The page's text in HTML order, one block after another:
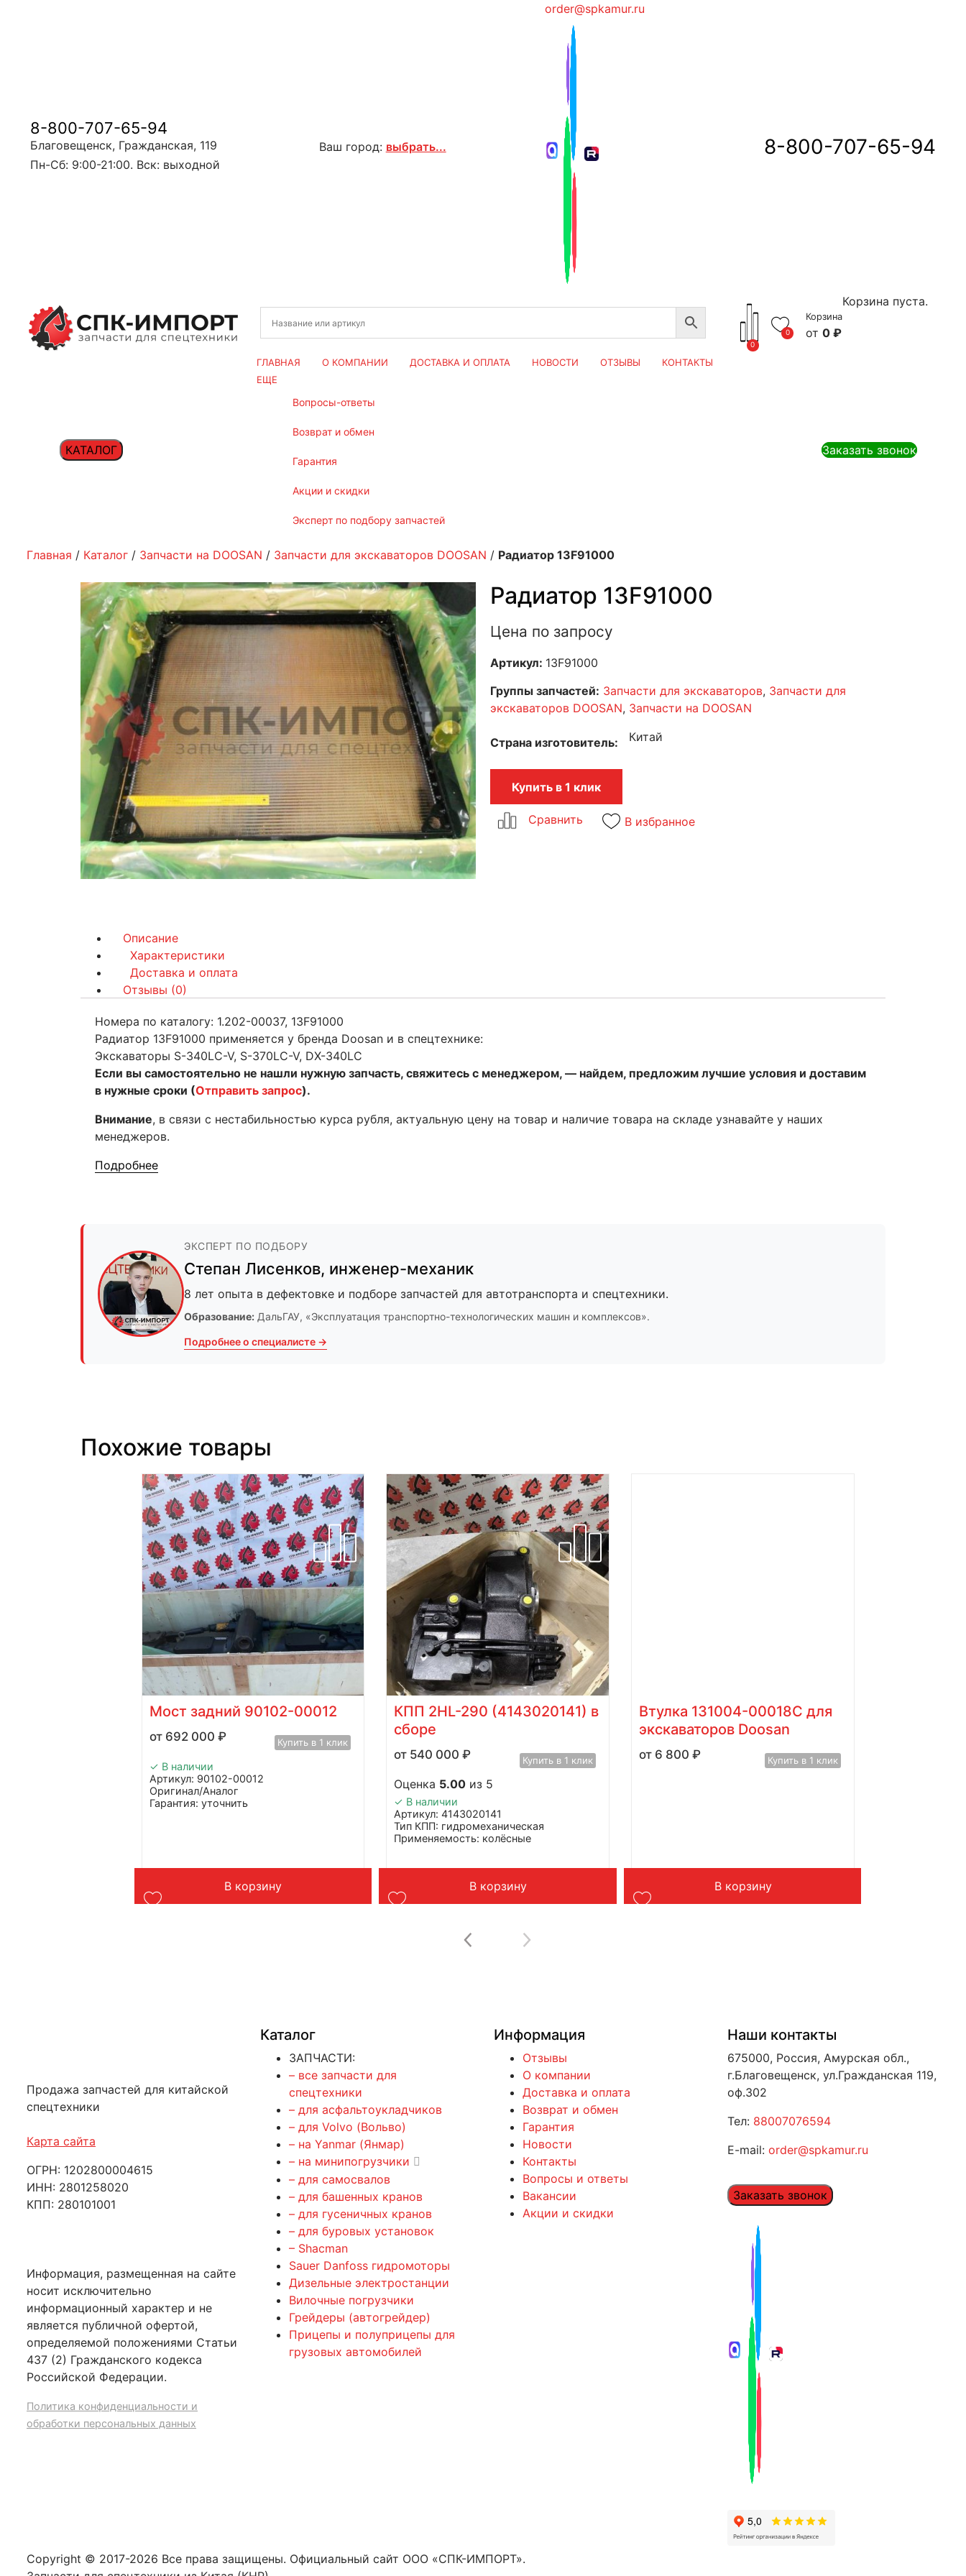
8-800-707-65-94
Благовещенск, Гражданская, 119
Пн-Сб: 9:00-21:00. Вск: выходной
Ваш город: выбрать...
order@spkamur.ru
8-800-707-65-94
0
0
Корзина
0 ₽
Корзина пуста.
КАТАЛОГ
ГЛАВНАЯ О КОМПАНИИ ДОСТАВКА И ОПЛАТА НОВОСТИ ОТЗЫВЫ
КОНТАКТЫ
ЕЩЕ
вопросы-ответы
возврат и обмен
гарантия
акции и скидки
эксперт по подбору запчастей
Заказать звонок
Главная / Каталог / Запчасти на DOOSAN / Запчасти для экскаваторов DOOSAN / Радиатор 13F91000
Радиатор 13F91000
Цена по запросу
Артикул: 13F91000
Группы запчастей: Запчасти для экскаваторов, Запчасти для
экскаваторов DOOSAN, Запчасти на DOOSAN
Страна изготовитель Китай
Купить в 1 клик
В избранное
Описание
Характеристики
Доставка и оплата
Отзывы (0)
Номера по каталогу: 1.202-00037, 13F91000
Радиатор 13F91000 применяется у бренда Doosan и в спецтехнике:
Экскаваторы S-340LC-V, S-370LC-V, DX-340LC
Если вы самостоятельно не нашли нужную запчасть, свяжитесь с менеджером, — найдем, предложим лучшие условия и доставим
в нужные сроки (Отправить запрос).
Внимание, в связи с нестабильностью курса рубля, актуальную цену на товар и наличие товара на складе узнавайте у наших
менеджеров.
Подробнее
ЭКСПЕРТ ПО ПОДБОРУ
Степан Лисенков, инженер-механик
8 лет опыта в дефектовке и подборе запчастей для автотранспорта и спецтехники.
Образование: ДальГАУ, «Эксплуатация транспортно-технологических машин и комплексов».
Подробнее о специалисте →
Похожие товары
Мост задний 90102-00012
692 000 ₽ Купить в 1 клик
✓ В наличии
Артикул: 90102-00012
Оригинал/Аналог
Гарантия: уточнить
В корзину
КПП 2HL-290 (4143020141) в
сборе
540 000₽ Купить в 1 клик
Оценка 5.00 из 5
✓ В наличии
Артикул: 4143020141
Тип КПП: гидромеханическая
Применяемость: колёсные
В корзину
Втулка 131004-00018C для
экскаваторов Doosan
6 800₽ Купить в 1 клик
В корзину
Продажа запчастей для китайской
спецтехники
Карта сайта
ОГРН: 1202800004615
ИНН: 2801258020
КПП: 280101001
Информация, размещенная на сайте
носит исключительно
информационный характер и не
является публичной офертой,
определяемой положениями Статьи
437 (2) Гражданского кодекса
Российской Федерации.
Политика конфиденциальности и
обработки персональных данных
Каталог
ЗАПЧАСТИ:
– все запчасти для
спецтехники
– для асфальтоукладчиков
– для Volvo (Вольво)
– на Yanmar (Янмар)
– на минипогрузчики
– для самосвалов
– для башенных кранов
– для гусеничных кранов
– для буровых установок
– Shacman
Sauer Danfoss гидромоторы
Дизельные электростанции
Вилочные погрузчики
Грейдеры (автогрейдер)
Прицепы и полуприцепы для
грузовых автомобилей
Информация
Отзывы
О компании
Доставка и оплата
Возврат и обмен
Гарантия
Новости
Контакты
Вопросы и ответы
Вакансии
Акции и скидки
Наши контакты
675000, Россия, Амурская обл.,
г.Благовещенск, ул.Гражданская 119,
оф.302
Тел: 88007076594
E-mail: order@spkamur.ru
Заказать звонок
Copyright © 2017-2026 Все права защищены. Официальный сайт ООО «СПК-ИМПОРТ».